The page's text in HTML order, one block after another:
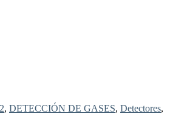
, DETECCIÓN DE GASES, Detectores,